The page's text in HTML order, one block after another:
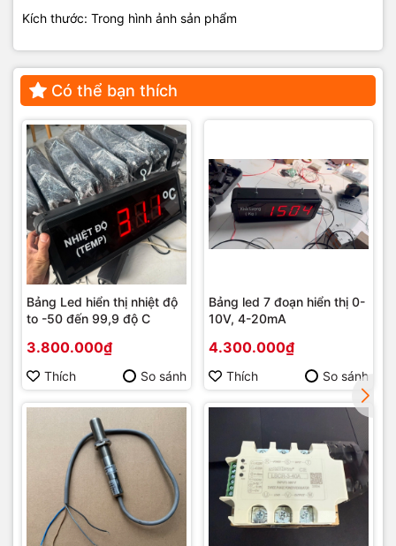
Kích thước: Trong hình ảnh sản phẩm
Có thể bạn thích
Bảng Led hiển thị nhiệt độ
to -50 đến 99,9 độ C
3.800.000₫
Thích So sánh
Bảng led 7 đoạn hiển thị 0-
10V, 4-20mA
4.300.000₫
Thích So sánh